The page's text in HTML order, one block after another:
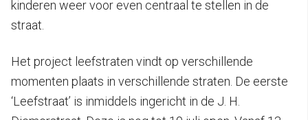
kinderen weer voor even centraal te stellen in de
straat.
Het project leefstraten vindt op verschillende
momenten plaats in verschillende straten. De eerste
‘Leefstraat’ is inmiddels ingericht in de J. H.